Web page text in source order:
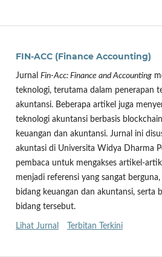
FIN-ACC (Finance Accounting)
Jurnal Fin-Acc: Finance and Accounting
teknologi, terutama dalam penerapan
akuntansi. Beberapa artikel juga
teknologi akuntansi berbasis
keuangan dan akuntansi. Jurnal ini
akuntasi di Universita Widya Dharma
pembaca untuk mengakses artikel-
menjadi referensi yang sangat
bidang keuangan dan akuntansi, serta
bidang tersebut.
Lihat Jurnal Terbitan Terkini